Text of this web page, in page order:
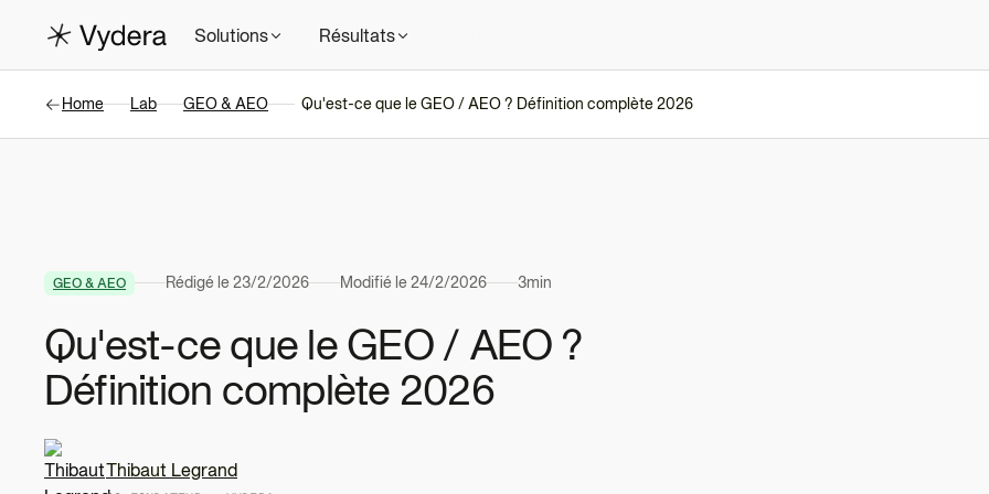
Solutions Résultats
Home Lab GEO & AEO Qu'est-ce que le GEO / AEO ? Définition complète 2026
GEO & AEO Rédigé le23/2/2026 Modifié le24/2/2026 3min
Qu'est-ce que le GEO / AEO ?
Définition complète 2026
Thibaut Legrand